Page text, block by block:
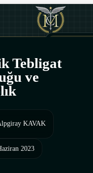
Tebligat
ve
KAVAK
2023